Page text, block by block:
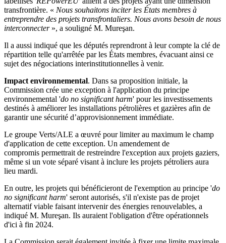
transfrontière. « Nous souhaitons inciter les États membres à
entreprendre des projets transfrontaliers. Nous avons besoin de nous
interconnecter », a souligné M. Mureşan.
Il a aussi indiqué que les députés reprendront à leur compte la clé de
répartition telle qu'arrêtée par les États membres, évacuant ainsi ce
sujet des négociations interinstitutionnelles à venir.
Impact environnemental. Dans sa proposition initiale, la
Commission crée une exception à l'application du principe
environnemental 'do no significant harm' pour les investissements
destinés à améliorer les installations pétrolières et gazières afin de
garantir une sécurité d’approvisionnement immédiate.
Le groupe Verts/ALE a œuvré pour limiter au maximum le champ
d'application de cette exception. Un amendement de
compromis permettrait de restreindre l'exception aux projets gaziers,
même si un vote séparé visant à inclure les projets pétroliers aura
lieu mardi.
En outre, les projets qui bénéficieront de l'exemption au principe 'do
no significant harm' seront autorisés, s'il n'existe pas de projet
alternatif viable faisant intervenir des énergies renouvelables, a
indiqué M. Mureşan. Ils auraient l'obligation d'être opérationnels
d'ici à fin 2024.